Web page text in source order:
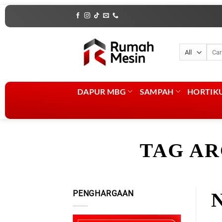
Skip
content
DAPUR MBG SAMPAH
TAG
PENGHARGAAN